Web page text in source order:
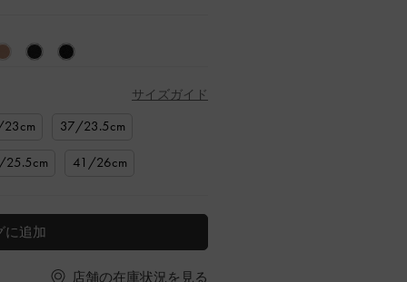
サイズガイド
37/23.5cm
41/26cm
に追加
店舗の在庫状況を見る